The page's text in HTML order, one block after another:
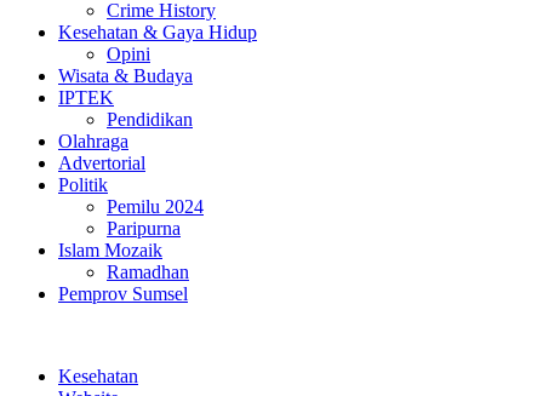
Crime History
Kesehatan & Gaya Hidup
Opini
Wisata & Budaya
IPTEK
Pendidikan
Olahraga
Advertorial
Politik
Pemilu 2024
Paripurna
Islam Mozaik
Ramadhan
Pemprov Sumsel
Kesehatan